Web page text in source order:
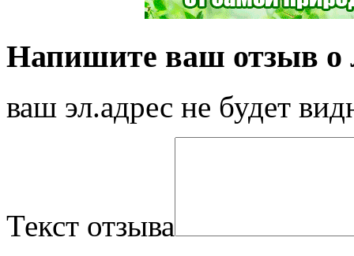
Напишите ваш отзыв о
ваш эл.адрес не будет
Текст отзыва